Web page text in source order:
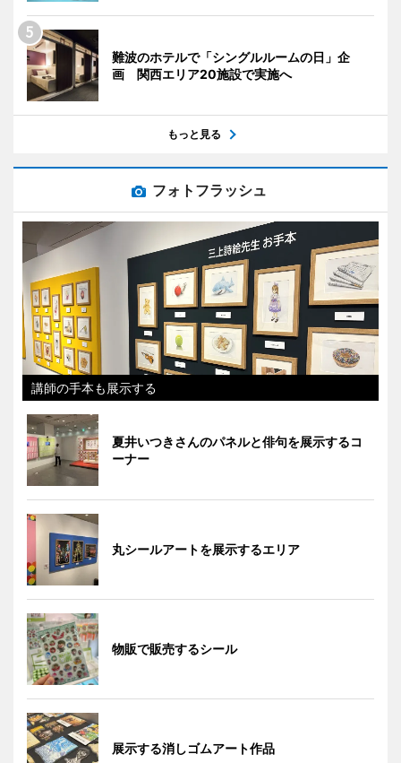
難波のホテルで「シングルルームの日」企
画 関西エリア20施設で実施へ
もっと見る
フォトフラッシュ
講師の手本も展示する
夏井いつきさんのパネルと俳句を展示するコ
ーナー
丸シールアートを展示するエリア
物販で販売するシール
展示する消しゴムアート作品